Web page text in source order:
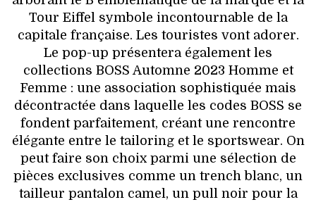
Tour Eiffel symbole incontournable de la
capitale française. Les touristes vont adorer.
Le pop-up présentera également les
collections BOSS Automne 2023 Homme et
Femme : une association sophistiquée mais
décontractée dans laquelle les codes BOSS se
fondent parfaitement, créant une rencontre
élégante entre le tailoring et le sportswear. On
peut faire son choix parmi une sélection de
pièces exclusives comme un trench blanc, un
tailleur pantalon camel, un pull noir pour la